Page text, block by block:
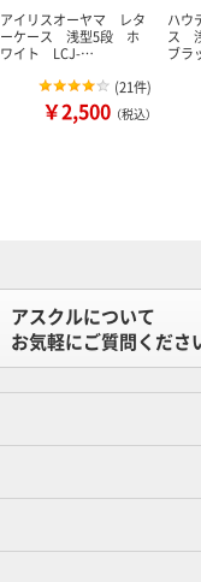
アイリスオーヤマ レタ
ーケース 浅型5段 ホ
ワイト LCJ-…
(21件)
￥2,500 （税込）
ハウ
ス
ブ
アスクルについて
お気軽にご質問くださ